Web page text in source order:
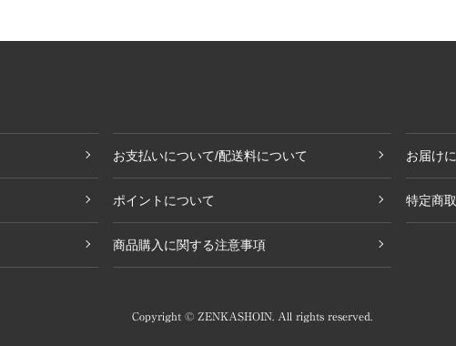
お支払いについて/配送料について お届け
ポイントについて 特定商
商品購入に関する注意事項
Copyright © ZENKASHOIN. All rights reserved.